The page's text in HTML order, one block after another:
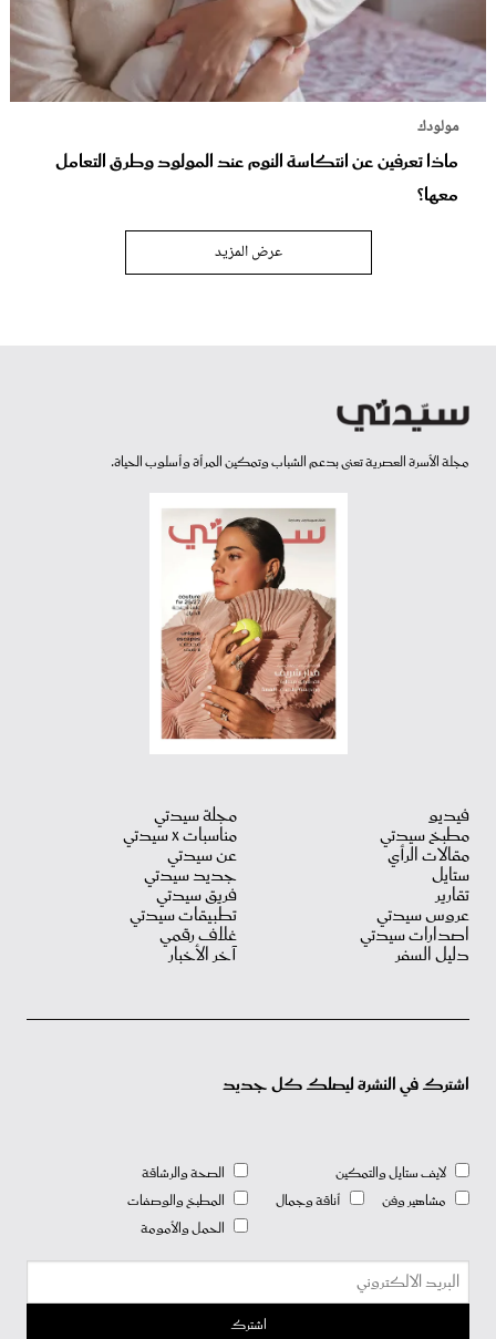
مولودك
ماذا تعرفين عن انتكاسة النوم عند المولود وطرق التعامل
معها؟
عرض المزيد
مجلة الأسرة العصرية تعنى بدعم الشباب وتمكين المرأة وأسلوب الحياة.
فيديو
مطبخ سيدتي
مقالات الرأي
ستايل
تقارير
عروس سيدتي
اصدارات سيدتي
دليل السفر
مجلة سيدتي
مناسبات X سيدتي
عن سيدتي
جديد سيدتي
فريق سيدتي
تطبيقات سيدتي
غلاف رقمي
آخر الأخبار
اشترك في النشرة ليصلك كل جديد
لايف ستايل والتمكين
مشاهير وفن
أناقة وجمال
الصحة والرشاقة
المطبخ والوصفات
الحمل والأمومة